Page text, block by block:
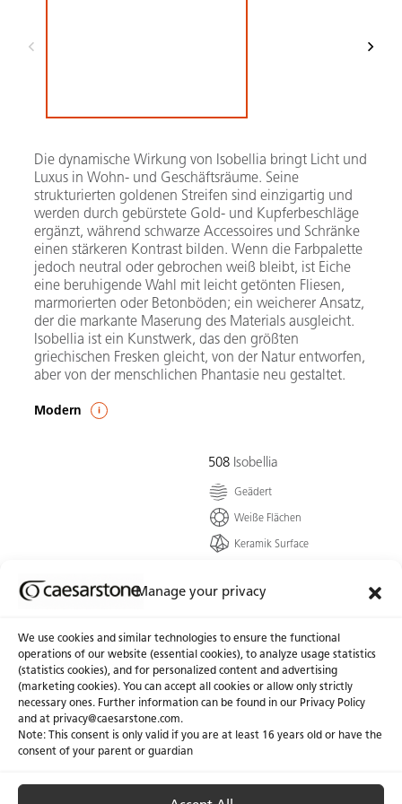
Manage your privacy
We use cookies and similar technologies to ensure the functional
operations of our website (essential cookies), to analyze usage statistics
(statistics cookies), and for personalized content and advertising
(marketing cookies). You can accept all cookies or allow only strictly
necessary ones. Further information can be found in our Privacy Policy
and at privacy@caesarstone.com.
Note: This consent is only valid if you are at least 16 years old or have the
consent of your parent or guardian
Die dynamische Wirkung von Isobellia bringt Licht und
Luxus in Wohn- und Geschäftsräume. Seine
strukturierten goldenen Streifen sind einzigartig und
werden durch gebürstete Gold- und Kupferbeschläge
ergänzt, während schwarze Accessoires und Schränke
einen stärkeren Kontrast bilden. Wenn die Farbpalette
jedoch neutral oder gebrochen weiß bleibt, ist Eiche
eine beruhigende Wahl mit leicht getönten Fliesen,
marmorierten oder Betonböden; ein weicherer Ansatz,
der die markante Maserung des Materials ausgleicht.
Isobellia ist ein Kunstwerk, das den größten
griechischen Fresken gleicht, von der Natur entworfen,
aber von der menschlichen Phantasie neu gestaltet.
Modern
508 Isobellia
Geädert
Weiße Flächen
Keramik Surface
Verkörperung der Zeichen
Untergrund. Sie wartet
mit einer lebhaften...
Zur Farbe